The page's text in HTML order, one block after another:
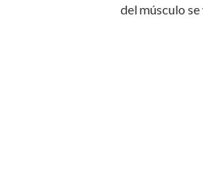
del músculo se